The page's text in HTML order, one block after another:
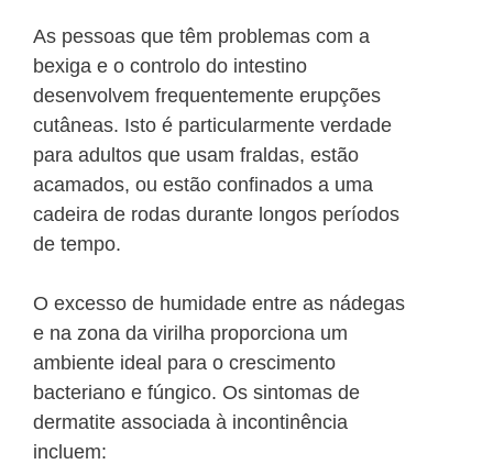
As pessoas que têm problemas com a
bexiga e o controlo do intestino
desenvolvem frequentemente erupções
cutâneas. Isto é particularmente verdade
para adultos que usam fraldas, estão
acamados, ou estão confinados a uma
cadeira de rodas durante longos períodos
de tempo.
O excesso de humidade entre as nádegas
e na zona da virilha proporciona um
ambiente ideal para o crescimento
bacteriano e fúngico. Os sintomas de
dermatite associada à incontinência
incluem: